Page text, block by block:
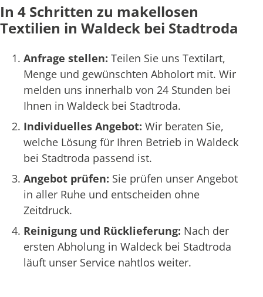
In 4 Schritten zu makellosen
Textilien in Waldeck bei Stadtroda
Anfrage stellen: Teilen Sie uns Textilart,
Menge und gewünschten Abholort mit. Wir
melden uns innerhalb von 24 Stunden bei
Ihnen in Waldeck bei Stadtroda.
Individuelles Angebot: Wir beraten Sie,
welche Lösung für Ihren Betrieb in Waldeck
bei Stadtroda passend ist.
Angebot prüfen: Sie prüfen unser Angebot
in aller Ruhe und entscheiden ohne
Zeitdruck.
Reinigung und Rücklieferung: Nach der
ersten Abholung in Waldeck bei Stadtroda
läuft unser Service nahtlos weiter.